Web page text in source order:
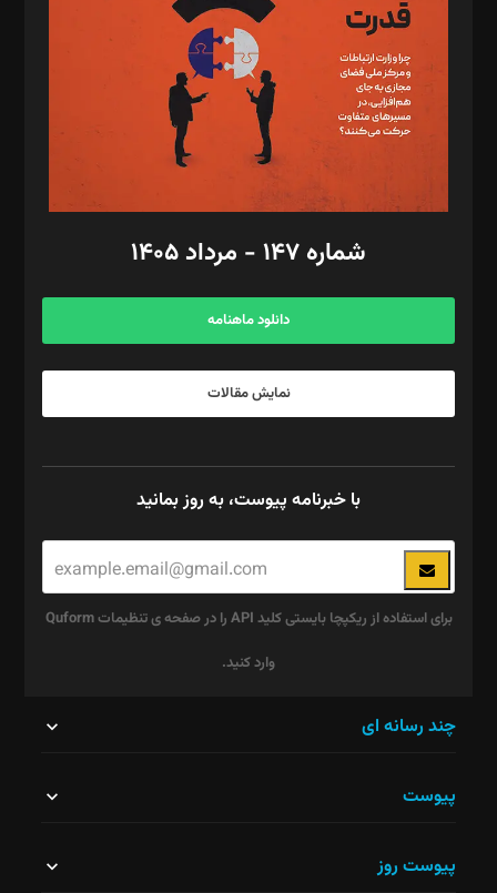
رستمی،مصطفی باستان
ویرایش: نگار استاد‌‌آقا
طراح یونیفرم: مجید توکلی
فیلمبرداری و عکاسی: امیر شفیعی، مانی لطفی زاده
گرافیک و صفحه‌آرایی: سید‌سبحان‌علی ثابت
مد‌یر توسعه تجاری: کامبیز برید‌
امور مالی: شاپور رهبری، محمد‌ کاظمی‌نیا
آگهی و مشترکین: ۰۹۱۹۹۹۹۰۴۵۴
شماره ۱۴۷ - مرداد ۱۴۰۵
دانلود ماهنامه
نمایش مقالات
با خبرنامه پیوست، به روز بمانید
برای استفاده از ریکپچا بایستی کلید API را در صفحه ی تنظیمات Quform
وارد کنید.
نباید
چند رسانه ای
پیوست
پیوست روز